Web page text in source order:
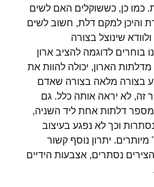
כן, כששוקלים האם לשים
למקם דלת, חשוב לשים
בצורה
לדוגמה להציב ארון
הארון, יכולה להוות את
מלאה בצורה שאדם
לא יראה אותה כלל. גם
אחת ליד השניה,
וכך לא נפגע בעיצוב
יתרון נוסף קשור
נסתרים, אצבעות הידיים